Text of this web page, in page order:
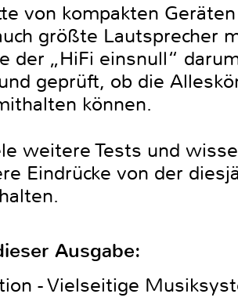
von kompakten
größte Lautsprecher
der „HiFi einsnull“
geprüft, ob die
können.
weitere Tests und
Eindrücke von der
Ausgabe:
- Vielseitige